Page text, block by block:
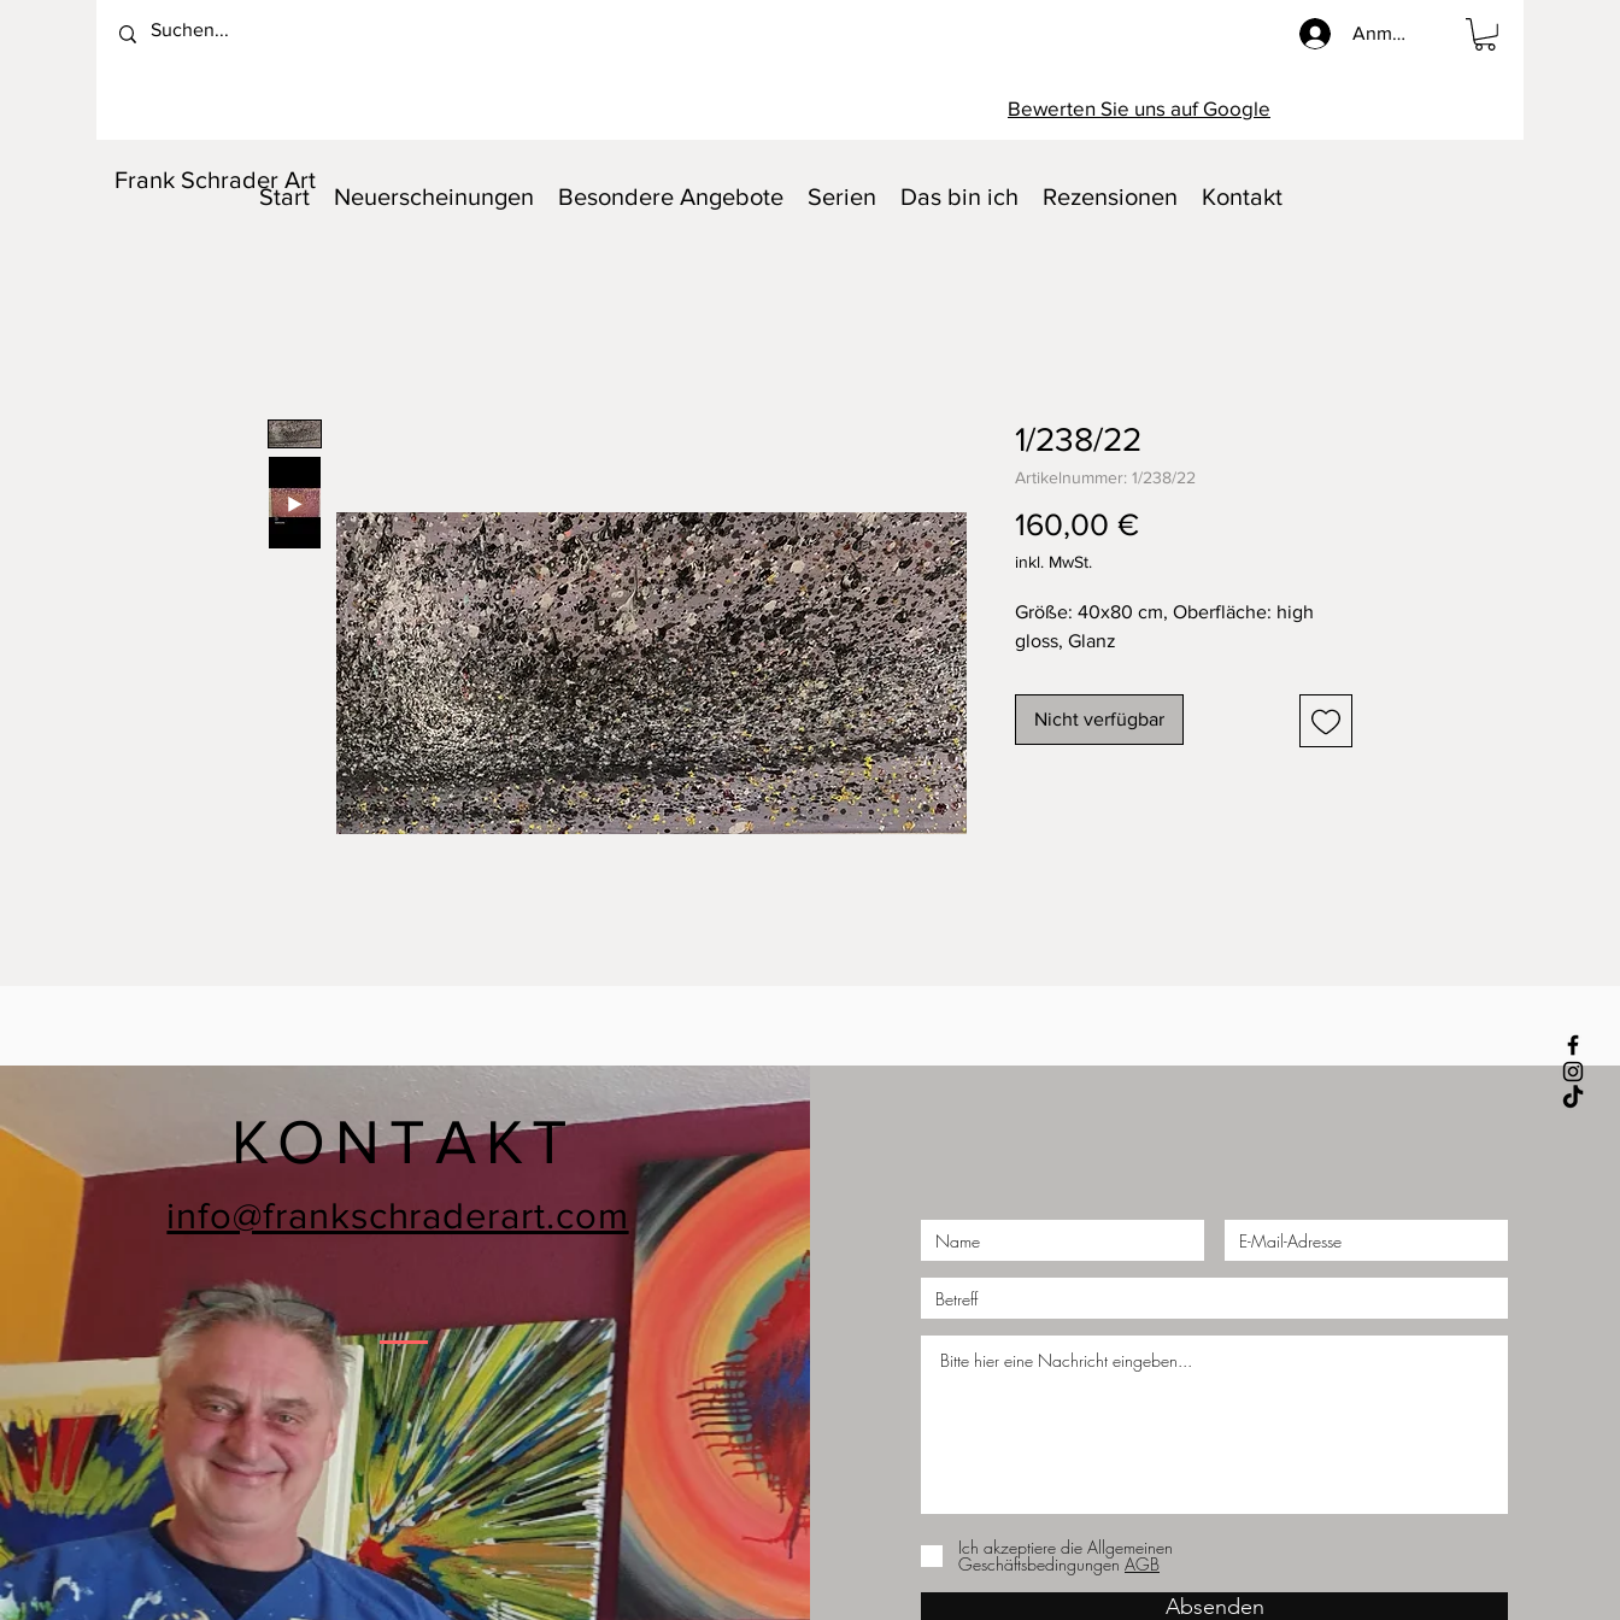
Anmelden
Bewerten Sie uns auf Google
Frank Schrader Art
Start Neuerscheinungen Besondere Angebote Serien Das bin ich Rezensionen Kontakt
1/238/22
Artikelnummer: 1/238/22
160,00 €Preis
inkl. MwSt.
Größe: 40x80 cm, Oberfläche: high
gloss, Glanz
Nicht verfügbar
KONTAKT
info@frankschraderart.com
Ich akzeptiere die Allgemeinen
Geschäftsbedingungen AGB
Absenden